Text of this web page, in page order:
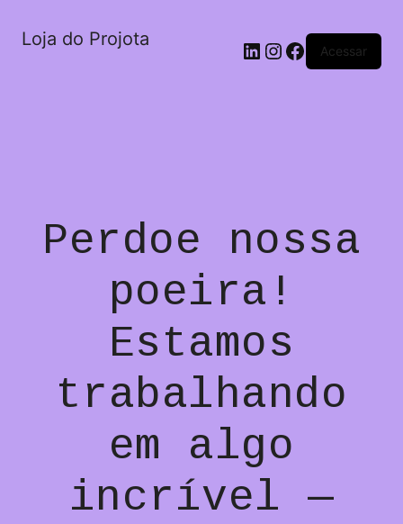
Loja do Projota LinkedIn
Instagram
Facebook
Acessar
Perdoe nossa
poeira!
Estamos
trabalhando
em algo
incrível —